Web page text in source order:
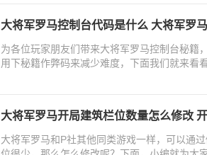
大将军罗马控制台代码是什么 大将军罗
为各位玩家朋友们带来大将军罗马控制台秘籍
用下秘籍作弊码来减少难度，下面我们就来看
大将军罗马开局建筑栏位数量怎么修改
大将军罗马和P社其他同类游戏一样，可以通